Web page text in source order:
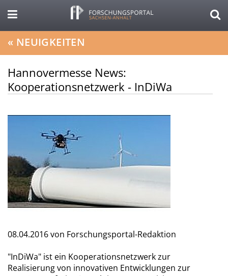
« NEUIGKEITEN
Hannovermesse News:
Kooperationsnetzwerk - InDiWa
08.04.2016von Forschungsportal-Redaktion
"InDiWa" ist ein Kooperationsnetzwerk zur
Realisierung von innovativen Entwicklungen zur